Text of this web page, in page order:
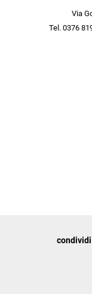
Via
Tel. 0376
condividi
scopri in